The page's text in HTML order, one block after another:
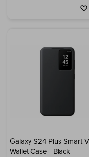
Galaxy S24 Plus Smart
Wallet Case - Black